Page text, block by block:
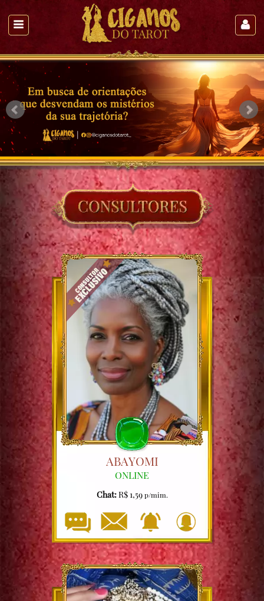
ABAYOMI
ONLINE
Chat:R$ 1,59p/mim.